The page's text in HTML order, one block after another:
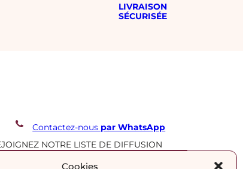
Cookies
LIVRAISON
SÉCURISÉE
Contactez-nous par WhatsApp
NOTRE LISTE DE DIFFUSION